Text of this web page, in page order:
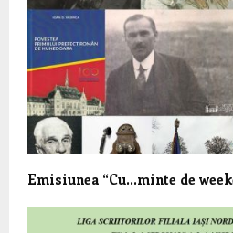
Emisiunea “Cu…minte de